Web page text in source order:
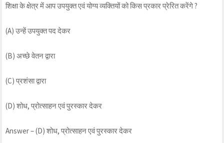
शिक्षा के क्षेत्र में आप उपयुक्त एवं योग्य व्यक्तियों को किस प्रकार प्रेरित करेंगे ?
(A) उन्हें उपयुक्त पद देकर
(B) अच्छे वेतन द्वारा
(C) प्रशंसा द्वारा
(D) शोध, प्रोत्साहन एवं पुरस्कार देकर
Answer – (D) शोध, प्रोत्साहन एवं पुरस्कार देकर